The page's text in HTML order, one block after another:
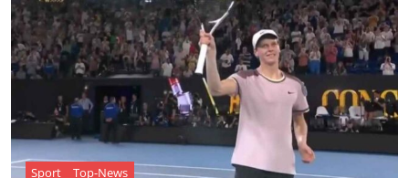
Sport Top-News